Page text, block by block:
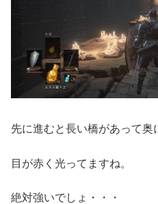
先に進むと長い橋があって奥
目が赤く光ってますね。
絶対強いでしょ・・・